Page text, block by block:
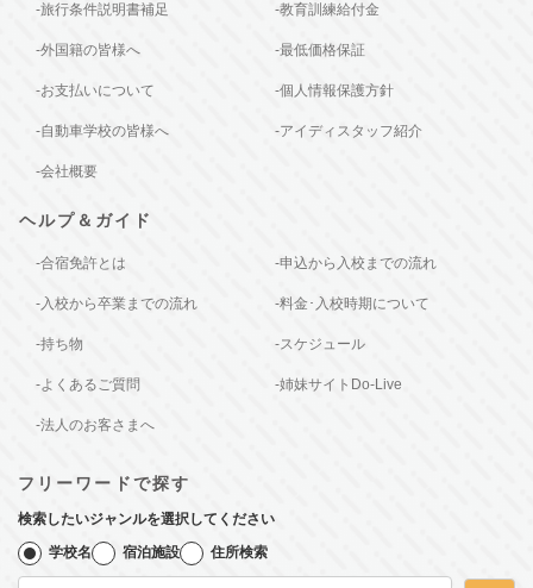
-旅行条件説明書補足 -教育訓練給付金
-外国籍の皆様へ -最低価格保証
-お支払いについて -個人情報保護方針
-自動車学校の皆様へ -アイディスタッフ紹介
-会社概要
ヘルプ＆ガイド
-合宿免許とは -申込から入校までの流れ
-入校から卒業までの流れ -料金･入校時期について
-持ち物 -スケジュール
-よくあるご質問 -姉妹サイトDo-Live
-法人のお客さまへ
フリーワードで探す
検索したいジャンルを選択してください
学校名 宿泊施設 住所検索